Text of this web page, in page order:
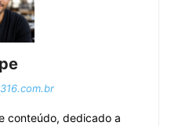
conteúdo, dedicado a